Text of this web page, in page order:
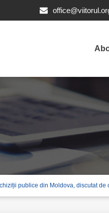
publice din Moldova, discutat de